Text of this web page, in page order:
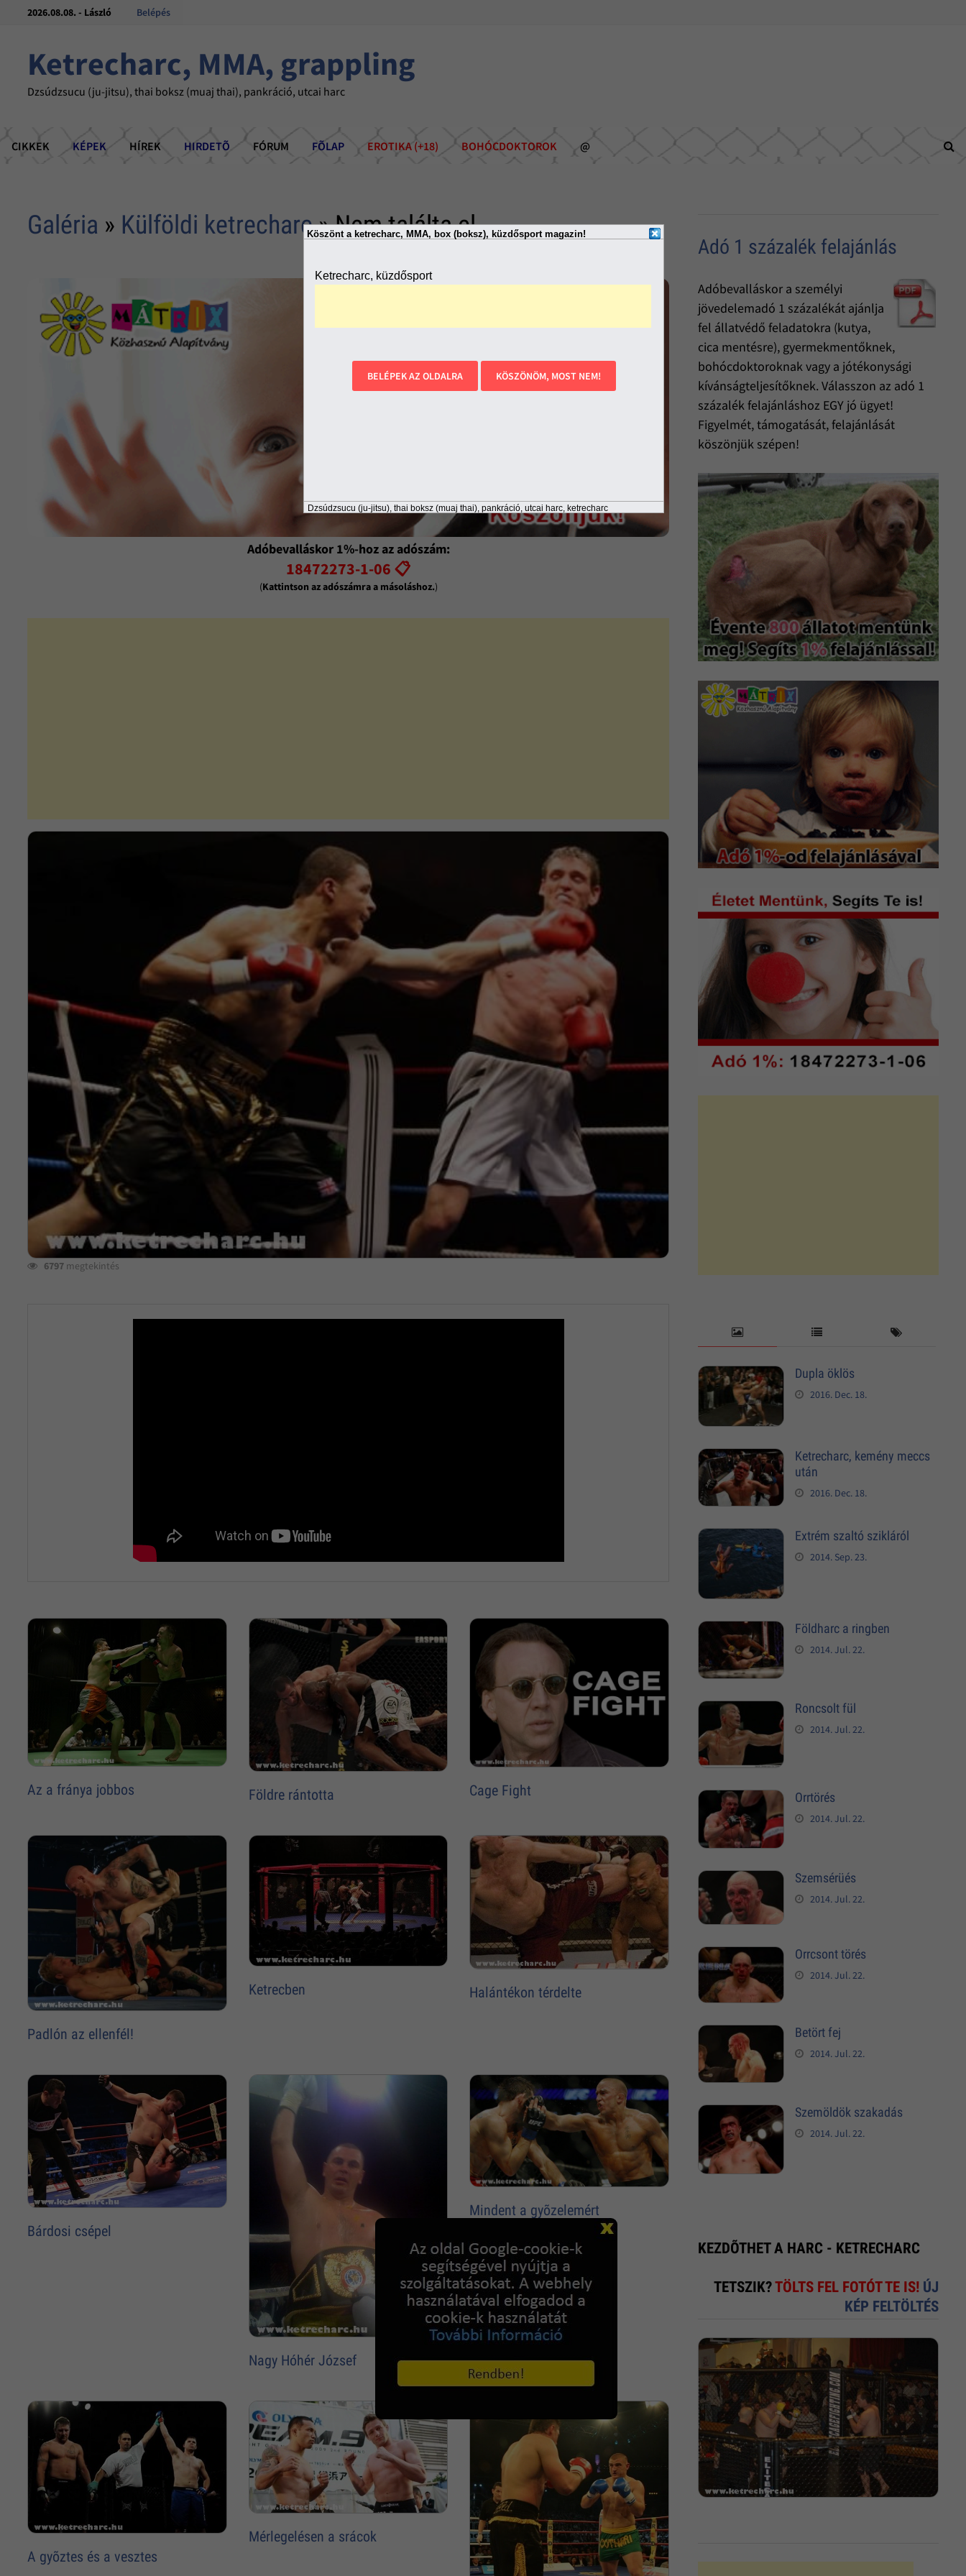
Köszönt a ketrecharc, MMA, box (boksz), küzdősport magazin!
Ketrecharc, küzdősport
BELÉPEK AZ OLDALRA KÖSZÖNÖM, MOST NEM!
Dzsúdzsucu (ju-jitsu), thai boksz (muaj thai), pankráció, utcai harc, ketrecharc
2026.08.08. - László Belépés
Ketrecharc, MMA, grappling
Dzsúdzsucu (ju-jitsu), thai boksz (muaj thai), pankráció, utcai harc
CIKKEK KÉPEK HÍREK HIRDETÕ FÓRUM FÕLAP EROTIKA (+18) BOHÓCDOKTOROK @
Galéria » Külföldi ketrecharc» Nem találta el
Adóbevalláskor 1%-hoz az adószám:
18472273-1-06 📋
(Kattintson az adószámra a másoláshoz.)
6797 megtekintés
Az a fránya jobbos Földre rántotta Cage Fight
Padlón az ellenfél!
Ketrecben Halántékon térdelte
Bárdosi csépel
Nagy Hóhér József
Mindent a gyõzelemért
A gyõztes és a vesztes
Mérlegelésen a srácok
Adó 1 százalék felajánlás
Adóbevalláskor a személyi
jövedelemadó 1 százalékát ajánlja
fel állatvédő feladatokra (kutya,
cica mentésre), gyermekmentőknek,
bohócdoktoroknak vagy a jótékonysági
kívánságteljesítőknek. Válasszon az adó 1
százalék felajánláshoz EGY jó ügyet!
Figyelmét, támogatását, felajánlását
köszönjük szépen!
Dupla öklös
2016. Dec. 18.
Ketrecharc, kemény meccs
után
2016. Dec. 18.
Extrém szaltó szikláról
2014. Sep. 23.
Földharc a ringben
2014. Jul. 22.
Roncsolt fül
2014. Jul. 22.
Orrtörés
2014. Jul. 22.
Szemsérüés
2014. Jul. 22.
Orrcsont törés
2014. Jul. 22.
Betört fej
2014. Jul. 22.
Szemöldök szakadás
2014. Jul. 22.
KEZDÕTHET A HARC - KETRECHARC
TETSZIK?TÖLTS FEL FOTÓT TE IS! ÚJ
KÉP FELTÖLTÉS